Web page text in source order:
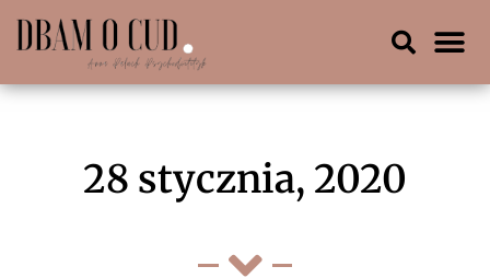
28 stycznia, 2020